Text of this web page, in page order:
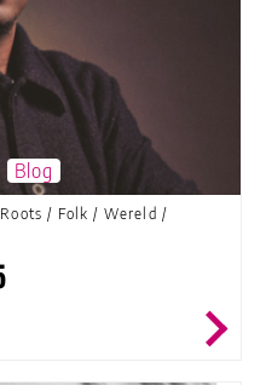
Blog
Roots / Folk / Wereld /